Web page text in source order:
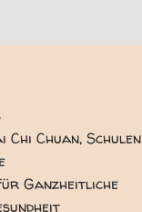
Chi Chuan, Schulen
Ganzheitliche